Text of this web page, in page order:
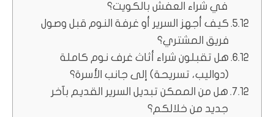
في شراء العفش بالكويت؟
كيف أجهز السرير أو غرفة النوم قبل وصول
فريق المشتري؟
هل تقبلون شراء أثاث غرف نوم كاملة
(دواليب، تسريحة) إلى جانب الأسرة؟
هل من الممكن تبديل السرير القديم بآخر
جديد من خلالكم؟